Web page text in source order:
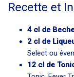
Recette et
4 cl de
2 cl de
Select ou
12 cl de